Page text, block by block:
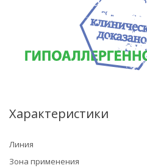
Характеристики
Линия
Зона применения